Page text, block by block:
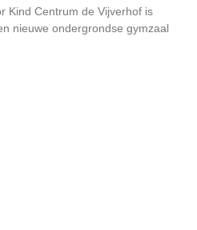
Kind Centrum de Vijverhof is
nieuwe ondergrondse gymzaal